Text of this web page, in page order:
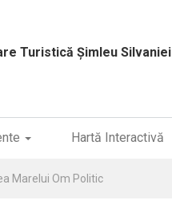
Turistică Șimleu Silvaniei
Hartă Interactivă
Marelui Om Politic